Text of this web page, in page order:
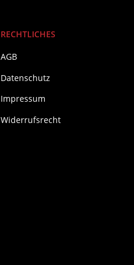
RECHTLICHES
AGB
Datenschutz
Impressum
Widerrufsrecht